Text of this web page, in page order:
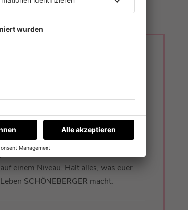
NATIONAL
Barbara Schönebergerhat ein eigenes
Interviews. Und die restlichen
Programm-Inhalte auf höchstem
journalistischen Niveau. Oder zumindest
auf einem Niveau. Halt alles, was euer
Leben SCHÖNEBERGER macht.